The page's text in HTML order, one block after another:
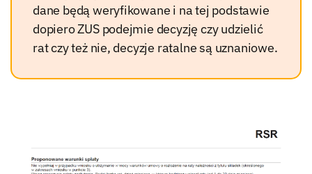
dane będą weryfikowane i na tej podstawie
dopiero ZUS podejmie decyzję czy udzielić
rat czy też nie, decyzje ratalne są uznaniowe.